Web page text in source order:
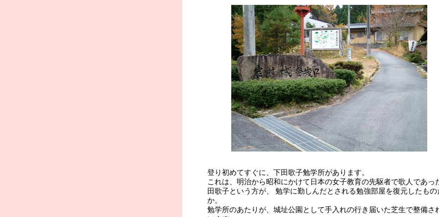
登り初めてすぐに、下田歌子勉学所があります。
これは、明治から昭和にかけて日本の女子教育の先駆者で歌人であっ
田歌子という方が、 勉学に勤しんだとされる勉強部屋を復元したもの
か。
勉学所のあたりが、城址公園として手入れの行き届いた芝生で整備さ